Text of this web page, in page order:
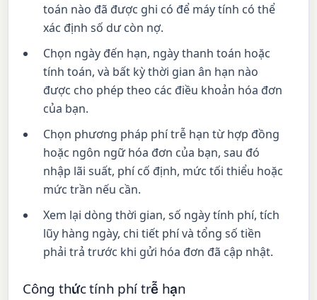
toán nào đã được ghi có để máy tính có thể
xác định số dư còn nợ.
Chọn ngày đến hạn, ngày thanh toán hoặc
tính toán, và bất kỳ thời gian ân hạn nào
được cho phép theo các điều khoản hóa đơn
của bạn.
Chọn phương pháp phí trễ hạn từ hợp đồng
hoặc ngôn ngữ hóa đơn của bạn, sau đó
nhập lãi suất, phí cố định, mức tối thiểu hoặc
mức trần nếu cần.
Xem lại dòng thời gian, số ngày tính phí, tích
lũy hàng ngày, chi tiết phí và tổng số tiền
phải trả trước khi gửi hóa đơn đã cập nhật.
Công thức tính phí trễ hạn